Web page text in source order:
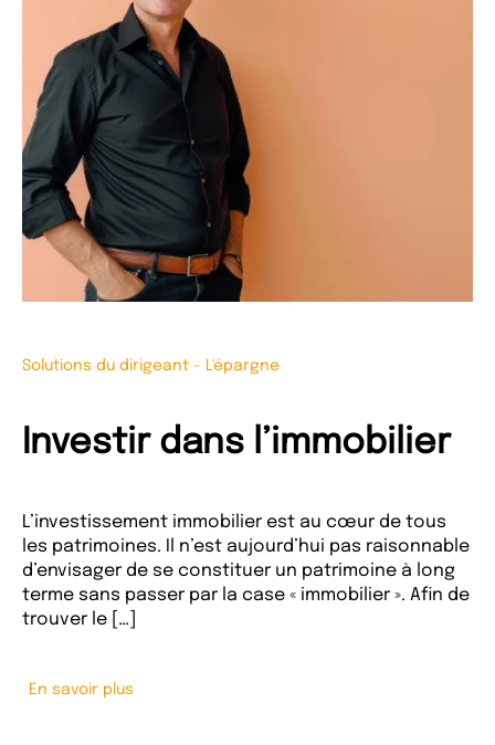
Solutions du dirigeant - L'épargne
Investir dans l’immobilier
L’investissement immobilier est au cœur de tous
les patrimoines. Il n’est aujourd’hui pas raisonnable
d’envisager de se constituer un patrimoine à long
terme sans passer par la case « immobilier ». Afin de
trouver le […]
En savoir plus